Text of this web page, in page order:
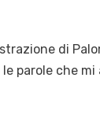
di
parole che